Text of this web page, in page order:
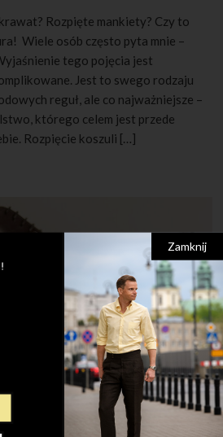
Rozpięte mankiety? Czy to
Wiele osób często pyta mnie –
tego pojęcia jest
Jest to swego rodzaju
reguł, ale co najważniejsze –
którego celem jest przede
Rozpięcie koszuli […]
1 KOMENTARZ
męskie buty?
Zamknij